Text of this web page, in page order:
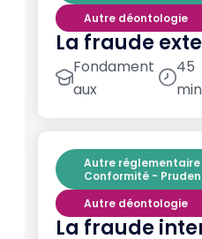
Autre déontologie
La fraude
Fondament
aux
45
Autre
Conformité -
Autre déontologie
La fraude